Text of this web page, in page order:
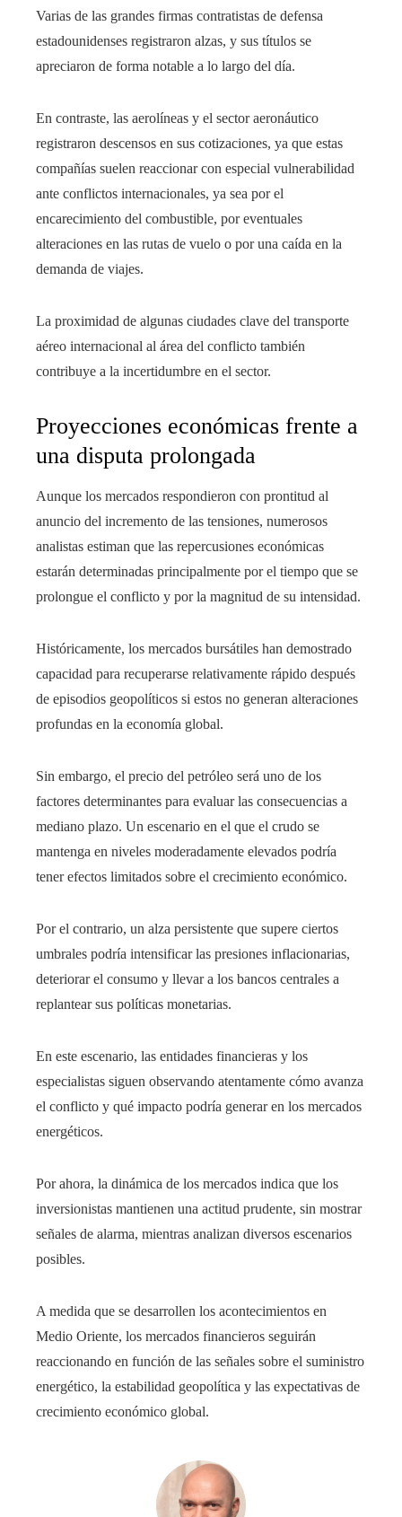
Varias de las grandes firmas contratistas de defensa
estadounidenses registraron alzas, y sus títulos se
apreciaron de forma notable a lo largo del día.
En contraste, las aerolíneas y el sector aeronáutico
registraron descensos en sus cotizaciones, ya que estas
compañías suelen reaccionar con especial vulnerabilidad
ante conflictos internacionales, ya sea por el
encarecimiento del combustible, por eventuales
alteraciones en las rutas de vuelo o por una caída en la
demanda de viajes.
La proximidad de algunas ciudades clave del transporte
aéreo internacional al área del conflicto también
contribuye a la incertidumbre en el sector.
Proyecciones económicas frente a
una disputa prolongada
Aunque los mercados respondieron con prontitud al
anuncio del incremento de las tensiones, numerosos
analistas estiman que las repercusiones económicas
estarán determinadas principalmente por el tiempo que se
prolongue el conflicto y por la magnitud de su intensidad.
Históricamente, los mercados bursátiles han demostrado
capacidad para recuperarse relativamente rápido después
de episodios geopolíticos si estos no generan alteraciones
profundas en la economía global.
Sin embargo, el precio del petróleo será uno de los
factores determinantes para evaluar las consecuencias a
mediano plazo. Un escenario en el que el crudo se
mantenga en niveles moderadamente elevados podría
tener efectos limitados sobre el crecimiento económico.
Por el contrario, un alza persistente que supere ciertos
umbrales podría intensificar las presiones inflacionarias,
deteriorar el consumo y llevar a los bancos centrales a
replantear sus políticas monetarias.
En este escenario, las entidades financieras y los
especialistas siguen observando atentamente cómo avanza
el conflicto y qué impacto podría generar en los mercados
energéticos.
Por ahora, la dinámica de los mercados indica que los
inversionistas mantienen una actitud prudente, sin mostrar
señales de alarma, mientras analizan diversos escenarios
posibles.
A medida que se desarrollen los acontecimientos en
Medio Oriente, los mercados financieros seguirán
reaccionando en función de las señales sobre el suministro
energético, la estabilidad geopolítica y las expectativas de
crecimiento económico global.